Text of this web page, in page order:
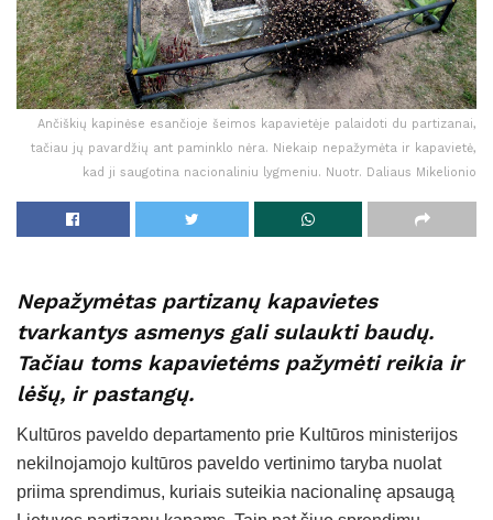
Ančiškių kapinėse esančioje šeimos kapavietėje palaidoti du partizanai,
tačiau jų pavardžių ant paminklo nėra. Niekaip nepažymėta ir kapavietė,
kad ji saugotina nacionaliniu lygmeniu. Nuotr. Daliaus Mikelionio
Nepažymėtas partizanų kapavietes
tvarkantys asmenys gali sulaukti baudų.
Tačiau toms kapavietėms pažymėti reikia ir
lėšų, ir pastangų.
Kultūros paveldo departamento prie Kultūros ministerijos
nekilnojamojo kultūros paveldo vertinimo taryba nuolat
priima sprendimus, kuriais suteikia nacionalinę apsaugą